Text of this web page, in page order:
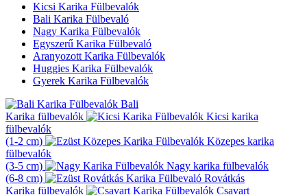
Kicsi Karika Fülbevalók
Bali Karika Fülbevaló
Nagy Karika Fülbevalók
Egyszerű Karika Fülbevaló
Aranyozott Karika Fülbevalók
Huggies Karika Fülbevalók
Gyerek Karika Fülbevalók
Bali
Karika fülbevalók
Kicsi karika
fülbevalók
(1-2 cm)
Közepes karika
fülbevalók
(3-5 cm)
Nagy karika fülbevalók
(6-8 cm)
Rovátkás
Karika fülbevalók
Csavart